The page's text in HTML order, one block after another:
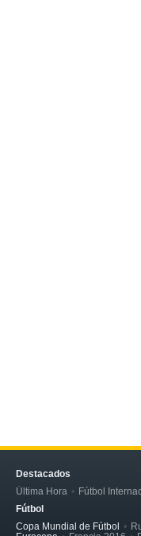
Destacados
Última Hora
Fútbol
Fútbol
Copa Mundial de Fútbol